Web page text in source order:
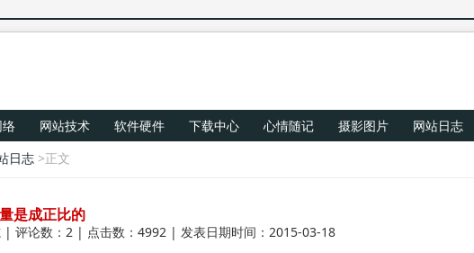
网站技术 软件硬件 下载中心 心情随记 摄影图片
网站日志
日志>正文
是成正比的
| 评论数：2 | 点击数：4992 | 发表日期时间：2015-03-18